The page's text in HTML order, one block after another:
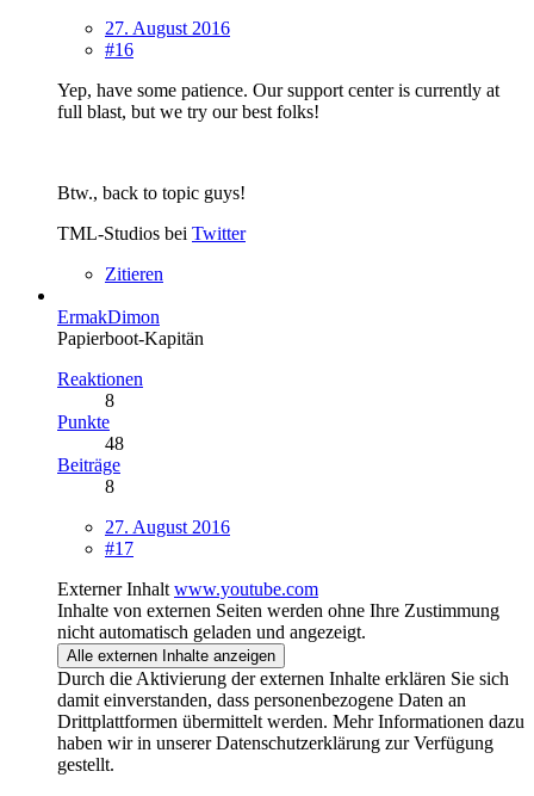
27. August 2016
#16
Yep, have some patience. Our support center is currently at
full blast, but we try our best folks!
Btw., back to topic guys!
TML-Studios bei Twitter
Zitieren
ErmakDimon
Papierboot-Kapitän
Reaktionen
8
Punkte
48
Beiträge
8
27. August 2016
#17
Externer Inhalt www.youtube.com
Inhalte von externen Seiten werden ohne Ihre Zustimmung
nicht automatisch geladen und angezeigt.
Alle externen Inhalte anzeigen
Durch die Aktivierung der externen Inhalte erklären Sie sich
damit einverstanden, dass personenbezogene Daten an
Drittplattformen übermittelt werden. Mehr Informationen dazu
haben wir in unserer Datenschutzerklärung zur Verfügung
gestellt.